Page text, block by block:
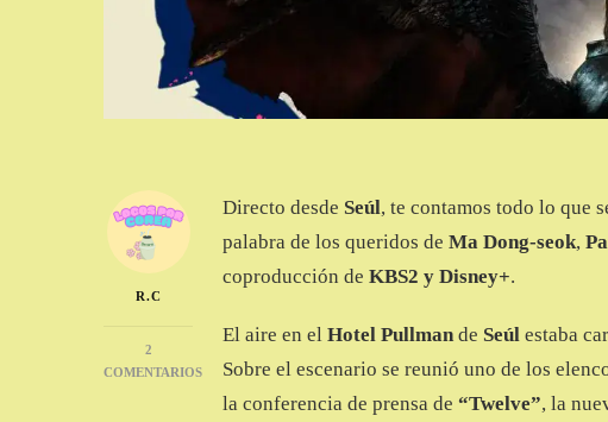
R.C
2
COMENTARIOS
Directo desde Seúl, te contamos todo lo que
palabra de los queridos de Ma Dong-seok,
coproducción de KBS2 y Disney+.
El aire en el Hotel Pullman de Seúl estaba
Sobre el escenario se reunió uno de los
la conferencia de prensa de “Twelve”, la